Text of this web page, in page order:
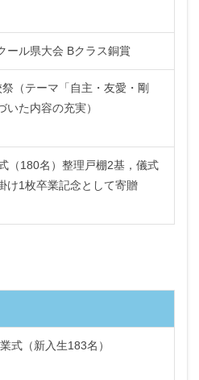
ール県大会 Bクラス銅賞
（テーマ「自主・友愛・剛
いた内容の充実）
（180名）整理戸棚2基，儀式
け1枚卒業記念として寄贈
式（新入生183名）